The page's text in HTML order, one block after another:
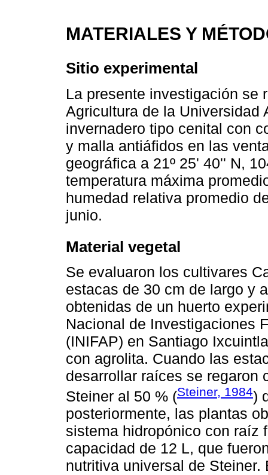
MATERIALES Y
Sitio experimental
La presente investigación se
Agricultura de la Universidad
invernadero tipo cenital con
y malla antiáfidos en las
geográfica a 21º 25' 40'' N,
temperatura máxima
humedad relativa promedio
junio.
Material vegetal
Se evaluaron los cultivares
estacas de 30 cm de largo y
obtenidas de un huerto
Nacional de Investigaciones
(INIFAP) en Santiago
con agrolita. Cuando las
desarrollar raíces se regaron
Steiner al 50 % (Steiner, 1984)
posteriormente, las plantas
sistema hidropónico con raíz
capacidad de 12 L, que
nutritiva universal de